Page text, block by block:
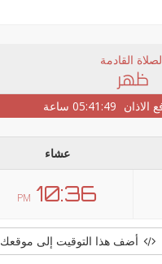
القادمة
ظهر
الاذان 05:41:49 ساعة
عشاء
10:36
PM
أضف هذا التوقيت إلى موقعك